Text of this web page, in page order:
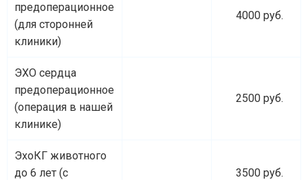
предоперационное
(для сторонней
клиники)
4000 руб.
ЭХО сердца
предоперационное
(операция в нашей
клинике)
2500 руб.
ЭхоКГ животного
до 6 лет (с
3500 руб.